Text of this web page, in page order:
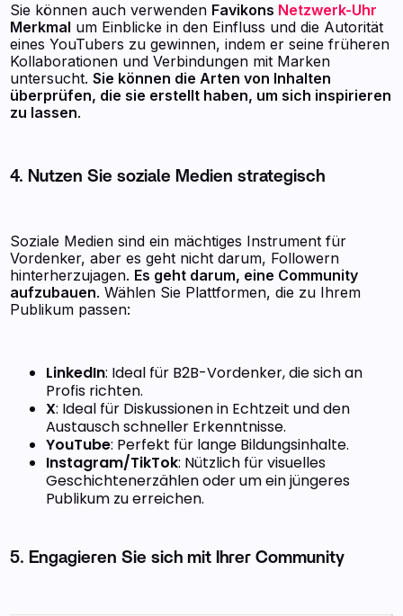
Sie können auch verwenden Favikons Netzwerk-Uhr
Merkmal um Einblicke in den Einfluss und die Autorität
eines YouTubers zu gewinnen, indem er seine früheren
Kollaborationen und Verbindungen mit Marken
untersucht.Sie können die Arten von Inhalten
überprüfen, die sie erstellt haben, um sich inspirieren
zu lassen.
4. Nutzen Sie soziale Medien strategisch
Soziale Medien sind ein mächtiges Instrument für
Vordenker, aber es geht nicht darum, Followern
hinterherzujagen. Es geht darum, eine Community
aufzubauen. Wählen Sie Plattformen, die zu Ihrem
Publikum passen:
LinkedIn: Ideal für B2B-Vordenker, die sich an
Profis richten.
X: Ideal für Diskussionen in Echtzeit und den
Austausch schneller Erkenntnisse.
YouTube: Perfekt für lange Bildungsinhalte.
Instagram/TikTok: Nützlich für visuelles
Geschichtenerzählen oder um ein jüngeres
Publikum zu erreichen.
5. Engagieren Sie sich mit Ihrer Community